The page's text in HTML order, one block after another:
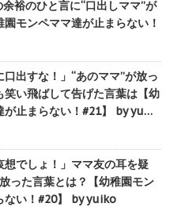
裕のひと言に“口出しママ”が
モンペママ達が止まらない！
口出すな！」“あのママ”が放っ
笑い飛ばして告げた言葉は【幼
が止まらない！#21】 by yu…
想でしょ！」ママ友の耳を疑
った言葉とは？【幼稚園モン
ない！#20】 by yuiko